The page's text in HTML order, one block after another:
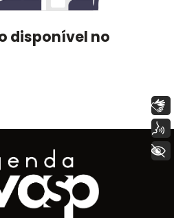
disponível no
Voz
+ Acessibilidade